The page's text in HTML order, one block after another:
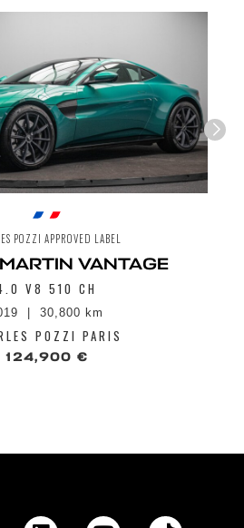
POZZI APPROVED LABEL
VANTAGE
V8 510 CH
30,800 km
POZZI PARIS
124,900 €